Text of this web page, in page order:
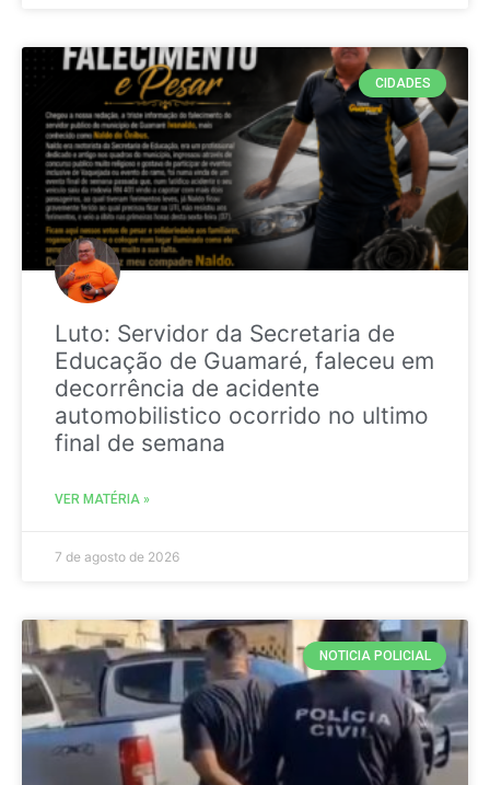
CIDADES
Luto: Servidor da Secretaria de
Educação de Guamaré, faleceu em
decorrência de acidente
automobilistico ocorrido no ultimo
final de semana
VER MATÉRIA »
7 de agosto de 2026
NOTICIA POLICIAL